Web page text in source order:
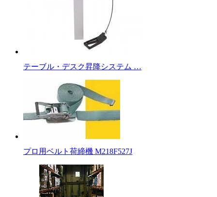
テーブル・デスク昇降システム …
プロ用ベルト荷締機 M218F527J